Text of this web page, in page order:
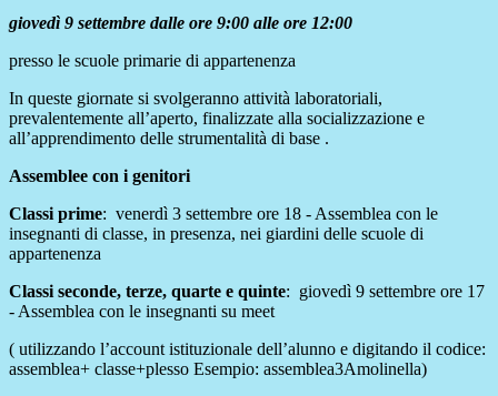
giovedì 9 settembre dalle ore 9:00 alle ore 12:00
presso le scuole primarie di appartenenza
In queste giornate si svolgeranno attività laboratoriali,
prevalentemente all’aperto, finalizzate alla socializzazione e
all’apprendimento delle strumentalità di base .
Assemblee con i genitori
Classi prime: venerdì 3 settembre ore 18 - Assemblea con le
insegnanti di classe, in presenza, nei giardini delle scuole di
appartenenza
Classi seconde, terze, quarte e quinte: giovedì 9 settembre ore 17
- Assemblea con le insegnanti su meet
( utilizzando l’account istituzionale dell’alunno e digitando il codice:
assemblea+ classe+plesso Esempio: assemblea3Amolinella)